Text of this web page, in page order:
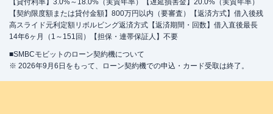
【貸付利率】3.0%～18.0%（実質年率）【遅延損害金】20.0%（実質年率）
【契約限度額または貸付金額】800万円以内（要審査）【返済方式】借入後残
高スライド元利定額リボルビング返済方式【返済期間・回数】借入直後最長
14年6ヶ月（1～151回）【担保・連帯保証人】不要
■SMBCモビットのローン契約機について
※ 2026年9月6日をもって、ローン契約機での申込・カード受取は終了。